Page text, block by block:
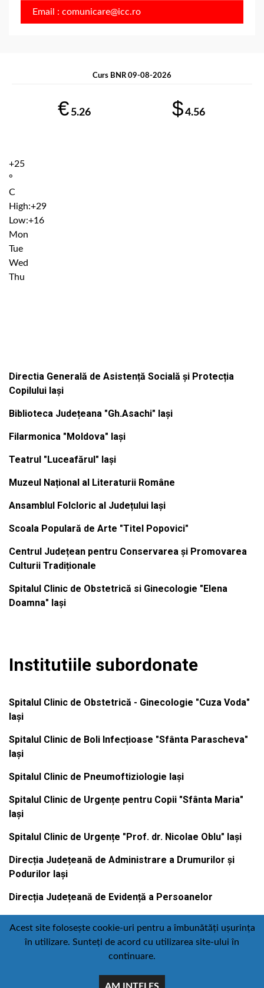
Email : comunicare@icc.ro
Curs BNR 09-08-2026
€ 5.26 $4.56
+25
°
C
High:+29
Low:+16
Mon
Tue
Wed
Thu
Directia Generală de Asistență Socială și Protecția
Copilului Iași
Biblioteca Județeana "Gh.Asachi" Iași
Filarmonica "Moldova" Iași
Teatrul "Luceafărul" Iași
Muzeul Național al Literaturii Române
Ansamblul Folcloric al Județului Iași
Scoala Populară de Arte "Titel Popovici"
Centrul Județean pentru Conservarea și Promovarea
Culturii Tradiționale
Spitalul Clinic de Obstetrică si Ginecologie "Elena
Doamna" Iași
Institutiile subordonate
Spitalul Clinic de Obstetrică - Ginecologie "Cuza Voda"
Iași
Spitalul Clinic de Boli Infecțioase "Sfânta Parascheva"
Iași
Spitalul Clinic de Pneumoftiziologie Iași
Spitalul Clinic de Urgențe pentru Copii "Sfânta Maria"
Iași
Spitalul Clinic de Urgențe "Prof. dr. Nicolae Oblu" Iași
Direcția Județeană de Administrare a Drumurilor și
Podurilor Iași
Direcția Județeană de Evidență a Persoanelor
Contact Politică de confidențialitate
:
Acest site folosește cookie-uri pentru a îmbunătăți ușurința
în utilizare. Sunteți de acord cu utilizarea site-ului în
continuare.
AM INTELES